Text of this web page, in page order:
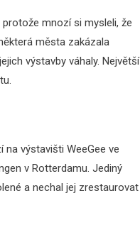
mnozí si mysleli, že
města zakázala
výstavby váhaly. Největší
výstavišti WeeGee ve
v Rotterdamu. Jediný
a nechal jej zrestaurovat